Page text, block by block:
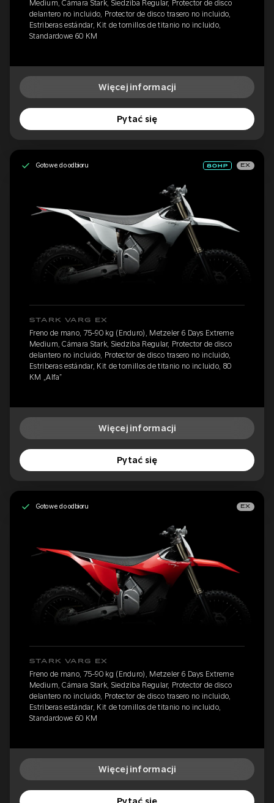
Medium, Cámara Stark, Siedziba Regular, Protector de disco
delantero no incluido, Protector de disco trasero no incluido,
Estriberas estándar, Kit de tornillos de titanio no incluido,
Standardowe 60 KM
Więcej informacji
Pytać się
Gotowe do odbioru EX
STARK VARG EX
Freno de mano, 75-90 kg (Enduro), Metzeler 6 Days Extreme
Medium, Cámara Stark, Siedziba Regular, Protector de disco
delantero no incluido, Protector de disco trasero no incluido,
Estriberas estándar, Kit de tornillos de titanio no incluido, 80
KM „Alfa”
Więcej informacji
Pytać się
Gotowe do odbioru EX
STARK VARG EX
Freno de mano, 75-90 kg (Enduro), Metzeler 6 Days Extreme
Medium, Cámara Stark, Siedziba Regular, Protector de disco
delantero no incluido, Protector de disco trasero no incluido,
Estriberas estándar, Kit de tornillos de titanio no incluido,
Standardowe 60 KM
Więcej informacji
Pytać się